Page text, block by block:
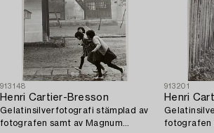
913148
Henri Cartier-Bresson
Gelatinsilverfotografi stämplad av
fotografen samt av Magnum
913201
Henri
fotografen